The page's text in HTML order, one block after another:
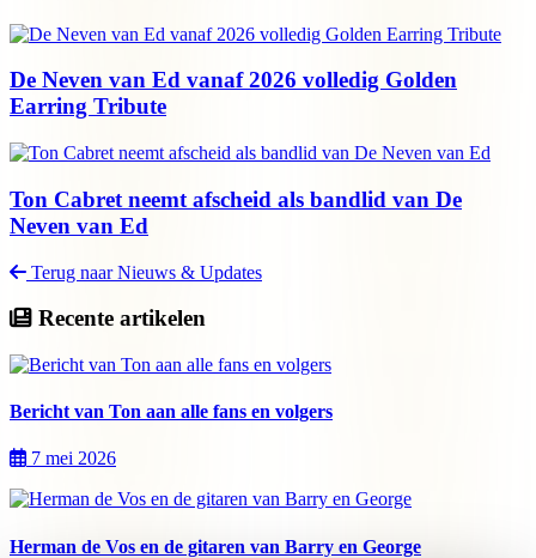
De Neven van Ed vanaf 2026 volledig Golden
Earring Tribute
Ton Cabret neemt afscheid als bandlid van De
Neven van Ed
Terug naar Nieuws & Updates
Recente artikelen
Bericht van Ton aan alle fans en volgers
7 mei 2026
Herman de Vos en de gitaren van Barry en George